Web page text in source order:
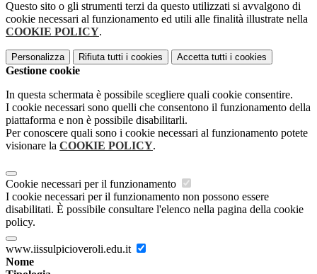
Questo sito o gli strumenti terzi da questo utilizzati si avvalgono di
cookie necessari al funzionamento ed utili alle finalità illustrate nella
COOKIE POLICY.
Personalizza Rifiuta tutti i cookies Accetta tutti i cookies
Gestione cookie
In questa schermata è possibile scegliere quali cookie consentire.
I cookie necessari sono quelli che consentono il funzionamento della
piattaforma e non è possibile disabilitarli.
Per conoscere quali sono i cookie necessari al funzionamento potete
visionare la COOKIE POLICY.
Cookie necessari per il funzionamento
I cookie necessari per il funzionamento non possono essere
disabilitati. È possibile consultare l'elenco nella pagina della cookie
policy.
www.iissulpicioveroli.edu.it
Nome